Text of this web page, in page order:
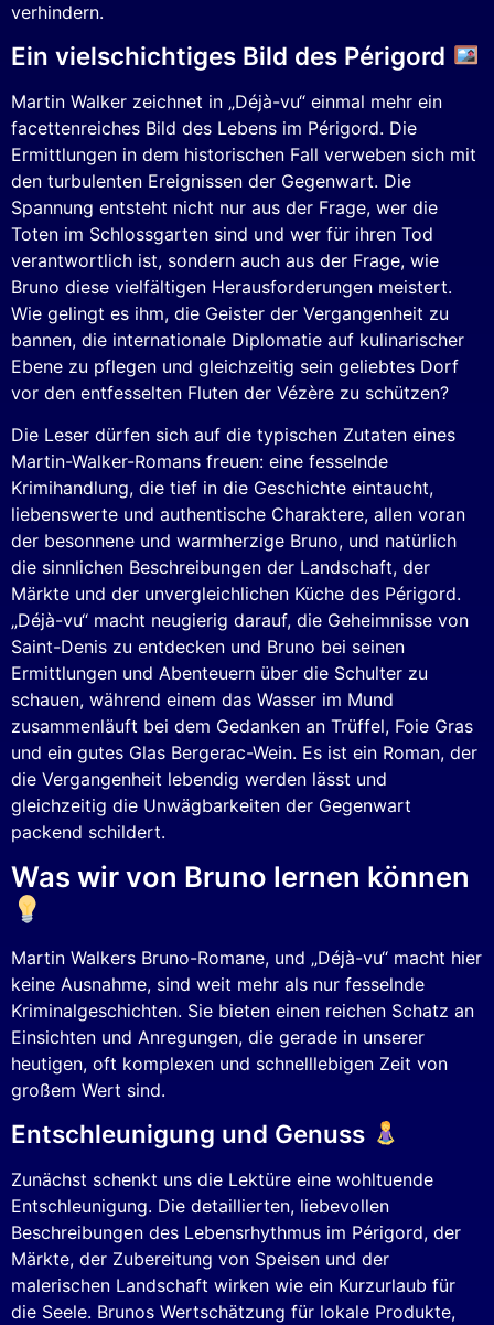
verhindern.
Ein vielschichtiges Bild des Périgord
Martin Walker zeichnet in „Déjà-vu“ einmal mehr ein
facettenreiches Bild des Lebens im Périgord. Die
Ermittlungen in dem historischen Fall verweben sich mit
den turbulenten Ereignissen der Gegenwart. Die
Spannung entsteht nicht nur aus der Frage, wer die
Toten im Schlossgarten sind und wer für ihren Tod
verantwortlich ist, sondern auch aus der Frage, wie
Bruno diese vielfältigen Herausforderungen meistert.
Wie gelingt es ihm, die Geister der Vergangenheit zu
bannen, die internationale Diplomatie auf kulinarischer
Ebene zu pflegen und gleichzeitig sein geliebtes Dorf
vor den entfesselten Fluten der Vézère zu schützen?
Die Leser dürfen sich auf die typischen Zutaten eines
Martin-Walker-Romans freuen: eine fesselnde
Krimihandlung, die tief in die Geschichte eintaucht,
liebenswerte und authentische Charaktere, allen voran
der besonnene und warmherzige Bruno, und natürlich
die sinnlichen Beschreibungen der Landschaft, der
Märkte und der unvergleichlichen Küche des Périgord.
„Déjà-vu“ macht neugierig darauf, die Geheimnisse von
Saint-Denis zu entdecken und Bruno bei seinen
Ermittlungen und Abenteuern über die Schulter zu
schauen, während einem das Wasser im Mund
zusammenläuft bei dem Gedanken an Trüffel, Foie Gras
und ein gutes Glas Bergerac-Wein. Es ist ein Roman, der
die Vergangenheit lebendig werden lässt und
gleichzeitig die Unwägbarkeiten der Gegenwart
packend schildert.
Was wir von Bruno lernen können
Martin Walkers Bruno-Romane, und „Déjà-vu“ macht hier
keine Ausnahme, sind weit mehr als nur fesselnde
Kriminalgeschichten. Sie bieten einen reichen Schatz an
Einsichten und Anregungen, die gerade in unserer
heutigen, oft komplexen und schnelllebigen Zeit von
großem Wert sind.
Entschleunigung und Genuss
Zunächst schenkt uns die Lektüre eine wohltuende
Entschleunigung. Die detaillierten, liebevollen
Beschreibungen des Lebensrhythmus im Périgord, der
Märkte, der Zubereitung von Speisen und der
malerischen Landschaft wirken wie ein Kurzurlaub für
die Seele. Brunos Wertschätzung für lokale Produkte,